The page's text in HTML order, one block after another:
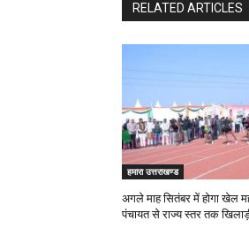
RELATED ARTICLES
हमारा उत्तराखण्ड
अगले माह सितंबर में होगा खेल
पंचायत से राज्य स्तर तक